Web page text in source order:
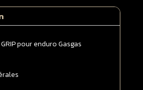
pour enduro Gasgas